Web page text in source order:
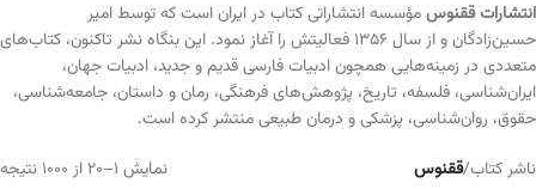
انتشارات ققنوسمؤسسه انتشاراتی کتاب در ایران است که توسط امیر
حسین‌زادگان و از سال ۱۳۵۶ فعالیتش را آغاز نمود. این بنگاه نشر تاکنون، کتاب‌های
متعددی در زمینه‌هایی همچون ادبیات فارسی قدیم و جدید، ادبیات جهان،
ایران‌شناسی، فلسفه، تاریخ، پژوهش‌های فرهنگی، رمان و داستان، جامعه‌شناسی،
حقوق، روان‌شناسی، پزشکی و درمان طبیعی منتشر کرده است.
ناشر کتاب/ققنوس
نمایش 1–20 از 1000 نتیجه